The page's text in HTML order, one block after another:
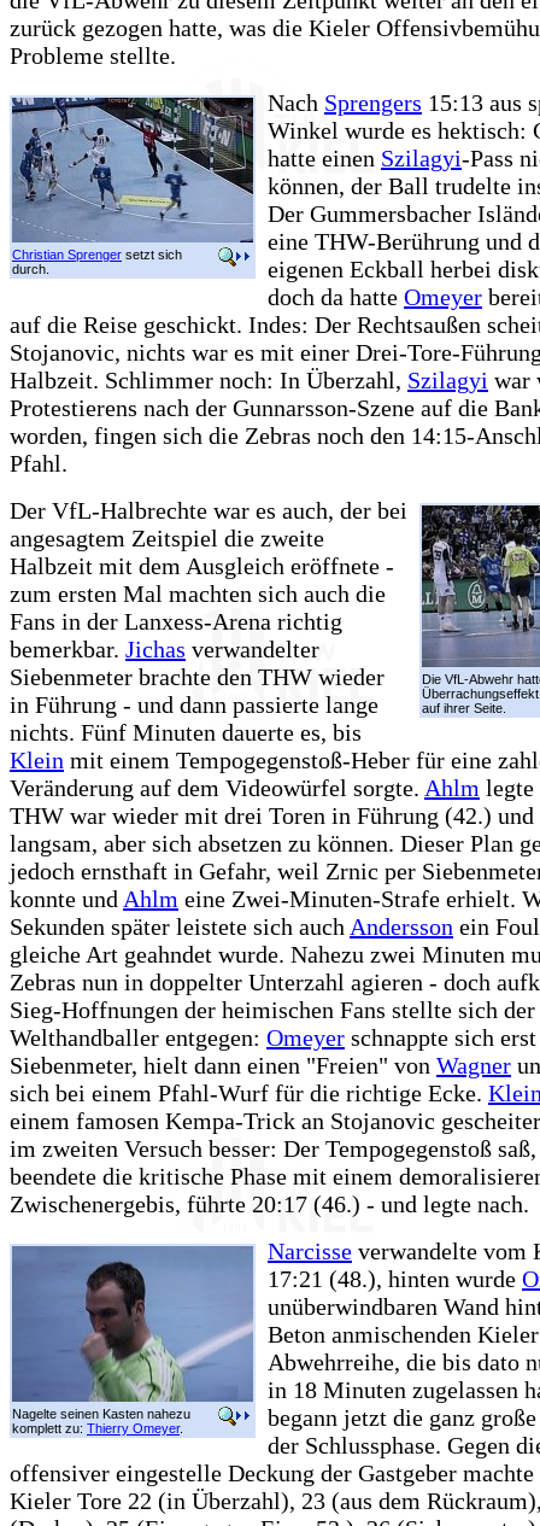
zurück gezogen hatte, was die Kieler
Probleme stellte.
Christian Sprenger setzt sich
durch.
Nach Sprengers 15:13 aus
Winkel wurde es hektisch:
hatte einen Szilagyi-Pass
können, der Ball trudelte
Der Gummersbacher
eine THW-Berührung und
eigenen Eckball herbei
doch da hatte Omeyer
auf die Reise geschickt. Indes: Der Rechtsaußen
Stojanovic, nichts war es mit einer Drei-Tore-
Halbzeit. Schlimmer noch: In Überzahl, Szilagyi war
Protestierens nach der Gunnarsson-Szene auf die
worden, fingen sich die Zebras noch den 14:15-
Pfahl.
Die VfL-Abwehr
auf ihrer Seite.
Der VfL-Halbrechte war es auch, der bei
angesagtem Zeitspiel die zweite
Halbzeit mit dem Ausgleich eröffnete -
zum ersten Mal machten sich auch die
Fans in der Lanxess-Arena richtig
bemerkbar. Jichas verwandelter
Siebenmeter brachte den THW wieder
in Führung - und dann passierte lange
nichts. Fünf Minuten dauerte es, bis
Klein mit einem Tempogegenstoß-Heber für eine
Veränderung auf dem Videowürfel sorgte. Ahlm legte
THW war wieder mit drei Toren in Führung (42.) und
langsam, aber sich absetzen zu können. Dieser Plan
jedoch ernsthaft in Gefahr, weil Zrnic per
konnte und Ahlm eine Zwei-Minuten-Strafe erhielt.
Sekunden später leistete sich auch Andersson ein
gleiche Art geahndet wurde. Nahezu zwei Minuten
Zebras nun in doppelter Unterzahl agieren - doch
Sieg-Hoffnungen der heimischen Fans stellte sich der
Welthandballer entgegen: Omeyer schnappte sich
Siebenmeter, hielt dann einen "Freien" von Wagner
sich bei einem Pfahl-Wurf für die richtige Ecke.
einem famosen Kempa-Trick an Stojanovic
im zweiten Versuch besser: Der Tempogegenstoß
beendete die kritische Phase mit einem
Zwischenergebis, führte 20:17 (46.) - und legte nach.
Nagelte seinen Kasten nahezu
komplett zu: Thierry Omeyer.
Narcisse verwandelte vom
17:21 (48.), hinten wurde
unüberwindbaren Wand
Beton anmischenden Kieler
Abwehrreihe, die bis dato
in 18 Minuten zugelassen
begann jetzt die ganz
der Schlussphase. Gegen
offensiver eingestelle Deckung der Gastgeber machte
Kieler Tore 22 (in Überzahl), 23 (aus dem